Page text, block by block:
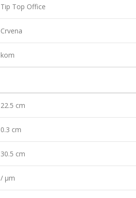
Tip Top Office
Crvena
kom
22.5 cm
0.3 cm
30.5 cm
/ µm